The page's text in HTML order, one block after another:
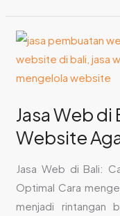
Jasa Web
Website
Jasa Web di Bali:
Optimal Cara
menjadi rintangan
Jasa
Web
di
Cara
Mengelola
Agar
Selalu
Optimal